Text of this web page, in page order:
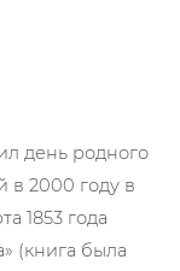
день родного
в 2000 году в
1853 года
(книга была